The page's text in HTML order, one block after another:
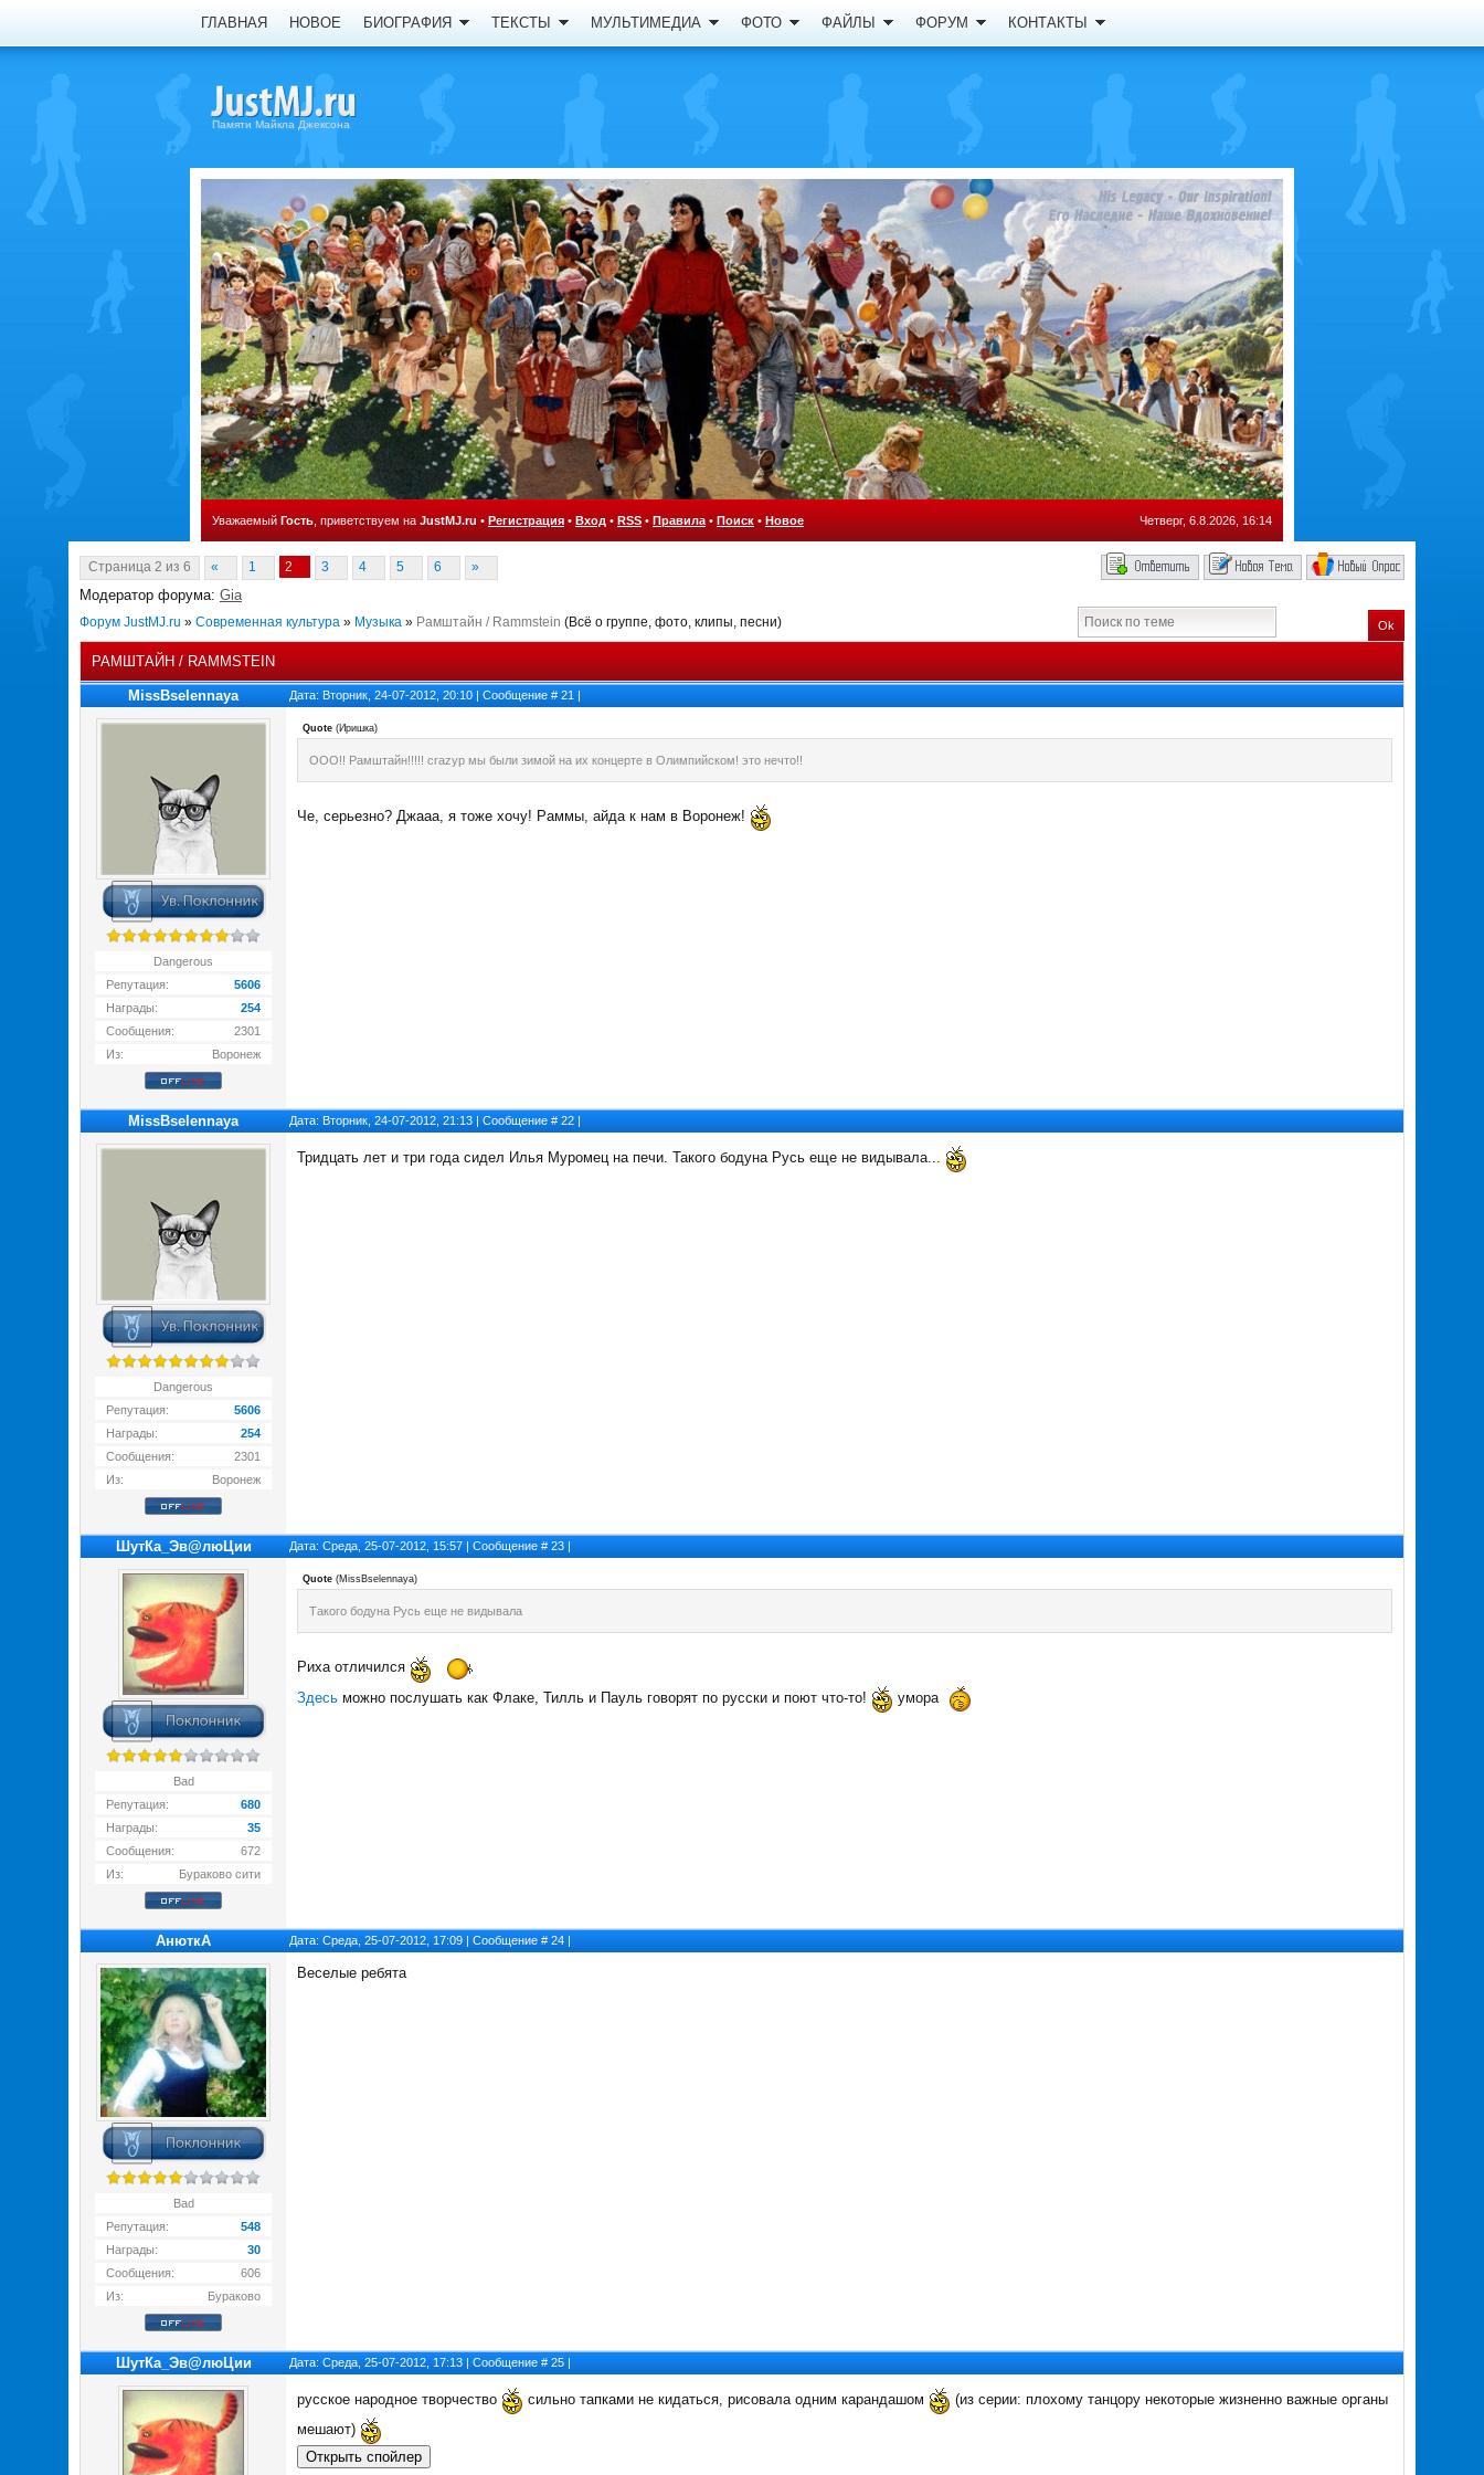
ГЛАВНАЯ НОВОЕ БИОГРАФИЯ ТЕКСТЫ МУЛЬТИМЕДИА ФОТО ФАЙЛЫ ФОРУМ КОНТАКТЫ
Памяти Майкла Джексона
Уважаемый Гость , приветствуем на JustMJ.ru • Регистрация • Вход • RSS • Правила • Поиск • Новое Четверг, 6.8.2026, 16:14
Страница 2 из 6 « 1 2 3 4 5 6 »
Модератор форума: Gia
Форум JustMJ.ru » Современная культура » Музыка » Рамштайн / Rammstein (Всё о группе, фото, клипы, песни) Ok
РАМШТАЙН / RAMMSTEIN
MissBselennaya Дата: Вторник, 24-07-2012, 20:10 | Сообщение # 21 |
Dangerous
Репутация:
5606
Награды:
254
Сообщения:
2301
Из:
Воронеж
Quote (Иришка)
ООО!! Рамштайн!!!!! crazyp мы были зимой на их концерте в Олимпийском! это нечто!!
Че, серьезно? Джааа, я тоже хочу! Раммы, айда к нам в Воронеж!
MissBselennaya Дата: Вторник, 24-07-2012, 21:13 | Сообщение # 22 |
Dangerous
Репутация:
5606
Награды:
254
Сообщения:
2301
Из:
Воронеж
Тридцать лет и три года сидел Илья Муромец на печи. Такого бодуна Русь еще не видывала...
ШутКа_Эв@люЦии Дата: Среда, 25-07-2012, 15:57 | Сообщение # 23 |
Bad
Репутация:
680
Награды:
35
Сообщения:
672
Из:
Бураково сити
Quote (MissBselennaya)
Такого бодуна Русь еще не видывала
Риха отличился
Здесь можно послушать как Флаке, Тилль и Пауль говорят по русски и поют что-то! умора
АнюткA Дата: Среда, 25-07-2012, 17:09 | Сообщение # 24 |
Bad
Репутация:
548
Награды:
30
Сообщения:
606
Из:
Бураково
Веселые ребята
ШутКа_Эв@люЦии Дата: Среда, 25-07-2012, 17:13 | Сообщение # 25 |
русское народное творчество сильно тапками не кидаться, рисовала одним карандашом
(из серии: плохому танцору некоторые жизненно важные органы
мешают)